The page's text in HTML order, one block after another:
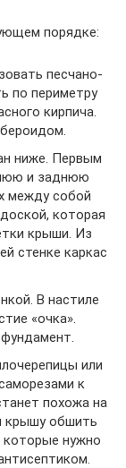
порядке:
песчано-
по периметру
кирпича.
ниже. Первым
и заднюю
между собой
которая
крыши. Из
стенке каркас
В настиле
«очка».
или
к
похожа на
крышу обшить
которые нужно